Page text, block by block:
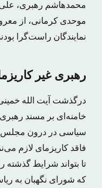
محمدهاشم رهبری،
موحدی کرمانی، از
نمایندگان راست‌گرا
رهبری غیر
درگذشت آیت الله
خامنه‌ای بر مسند
سیاسی در درون مجلس
فاقد کاریزمای لازم
تا بتواند شرایط گذشته
که شورای نگهبان به